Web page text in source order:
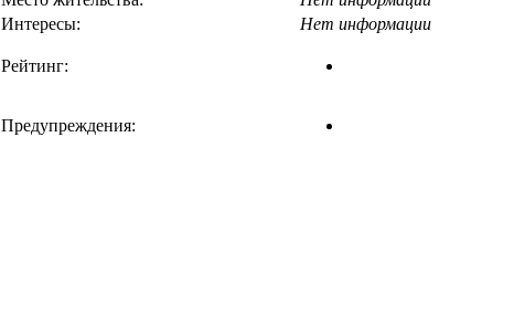
Интересы:
Нет информации
Рейтинг:
Предупреждения: